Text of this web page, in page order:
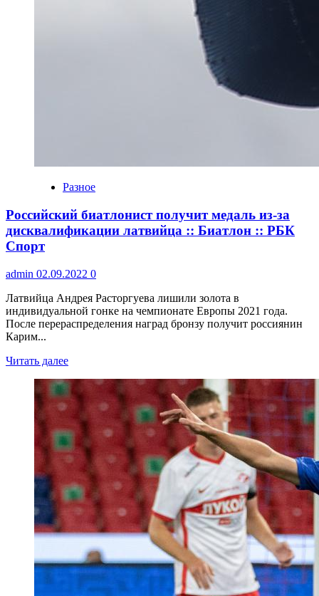
Разное
Российский биатлонист получит медаль из-за
дисквалификации латвийца :: Биатлон :: РБК
Спорт
admin 02.09.2022 0
Латвийца Андрея Расторгуева лишили золота в
индивидуальной гонке на чемпионате Европы 2021 года.
После перераспределения наград бронзу получит россиянин
Карим...
Читать далее